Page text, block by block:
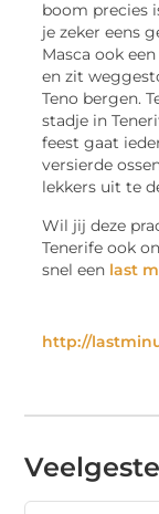
boom precies
je zeker eens
Masca ook
en zit
Teno bergen.
stadje in
feest gaat
versierde
lekkers uit te
Wil jij deze
Tenerife ook
snel een last
http://